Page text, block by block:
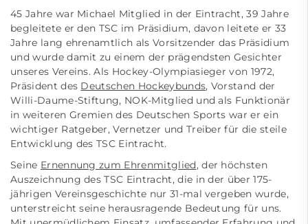
45 Jahre war Michael Mitglied in der Eintracht, 39 Jahre
begleitete er den TSC im Präsidium, davon leitete er 33
Jahre lang ehrenamtlich als Vorsitzender das Präsidium
und wurde damit zu einem der prägendsten Gesichter
unseres Vereins. Als Hockey-Olympiasieger von 1972,
Präsident des Deutschen Hockeybunds, Vorstand der
Willi-Daume-Stiftung, NOK-Mitglied und als Funktionär
in weiteren Gremien des Deutschen Sports war er ein
wichtiger Ratgeber, Vernetzer und Treiber für die steile
Entwicklung des TSC Eintracht.
Seine Ernennung zum Ehrenmitglied, der höchsten
Auszeichnung des TSC Eintracht, die in der über 175-
jährigen Vereinsgeschichte nur 31-mal vergeben wurde,
unterstreicht seine herausragende Bedeutung für uns.